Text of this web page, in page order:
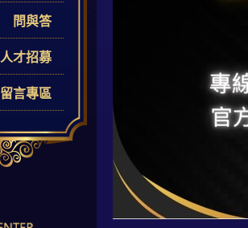
問與答
人才招募
留言專區